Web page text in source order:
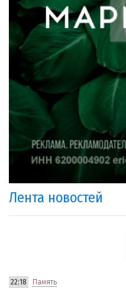
Лента новостей
22:18 Память